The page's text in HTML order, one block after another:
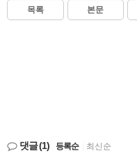
목록 본문
댓글(1) 등록순 최신순